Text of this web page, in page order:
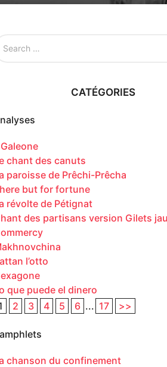
CATÉGORIES
chant des canuts
paroisse de Prêchi-Prêcha
but for fortune
révolte de Pétignat
des partisans version Gilets
l’otto
que puede el dinero
2 3 4 5 6 ... 17 >>
chanson du confinement